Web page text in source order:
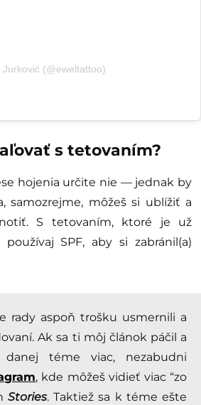
(@eweltattoo)
s tetovaním?
hojenia určite nie — jednak by
samozrejme, môžeš si ublížiť a
S tetovaním, ktoré je už
SPF, aby si zabránil(a)
rady aspoň trošku usmernili a
Ak sa ti môj článok páčil a
téme viac, nezabudni
, kde môžeš vidieť viac “zo
Stories. Taktiež sa k téme ešte